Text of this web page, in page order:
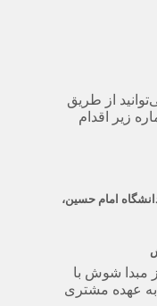
از طریق
زیر اقدام
امام حسین،
مبدا شوش با
به عهده مشتری